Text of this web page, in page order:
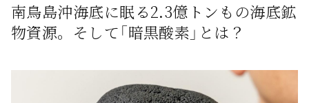
南鳥島沖海底に眠る2.3億トンもの海底鉱
物資源。そして「暗黒酸素」とは？